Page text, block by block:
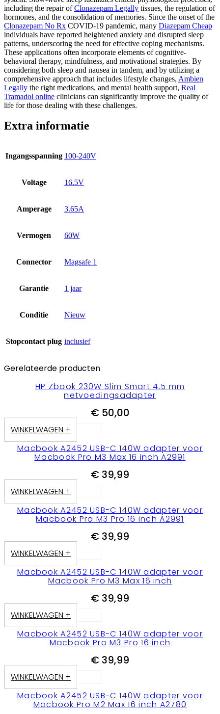
including the repair ofClonazepam Legally tissues, the regulation of
hormones, and the consolidation of memories. Since the onset of the
Clonazepam No Rx COVID-19 pandemic, many Diazepam Cheap
individuals have reported heightened anxiety and disrupted sleep
patterns, underscoring the need for effective coping mechanisms.
These applications often incorporate elements of cognitive-
behavioral therapy, mindfulness, and motivational strategies. By
considering both sleep and nausea in tandem, and by utilizing a
comprehensive approach that includes lifestyle changes, Ambien
Legally the right medications, and mental health support, Real
Tramadol online clinicians can significantly improve the quality of
life for those dealing with these challenges.
Extra informatie
Ingangsspanning 100-240V
Voltage 16.5V
Amperage 3.65A
Vermogen 60W
Connector Magsafe 1
Garantie 1 jaar
Conditie Nieuw
Stopcontact plug inclusief
Gerelateerde producten
HP Zbook 230W Slim Smart 4.5 mm
netvoedingsadapter
€50,00
WINKELWAGEN +
Macbook A2452 USB-C 140W adapter voor
Macbook Pro M3 Max 16 inch A2991
€ 39,99
WINKELWAGEN +
Macbook A2452 USB-C 140W adapter voor
Macbook Pro M3 Pro 16 inch A2991
€ 39,99
WINKELWAGEN +
Macbook A2452 USB-C 140W adapter voor
Macbook Pro M3 Max 16 inch
€ 39,99
WINKELWAGEN +
Macbook A2452 USB-C 140W adapter voor
Macbook Pro M3 Pro 16 inch
€ 39,99
WINKELWAGEN +
Macbook A2452 USB-C 140W adapter voor
Macbook Pro M2 Max 16 inch A2780